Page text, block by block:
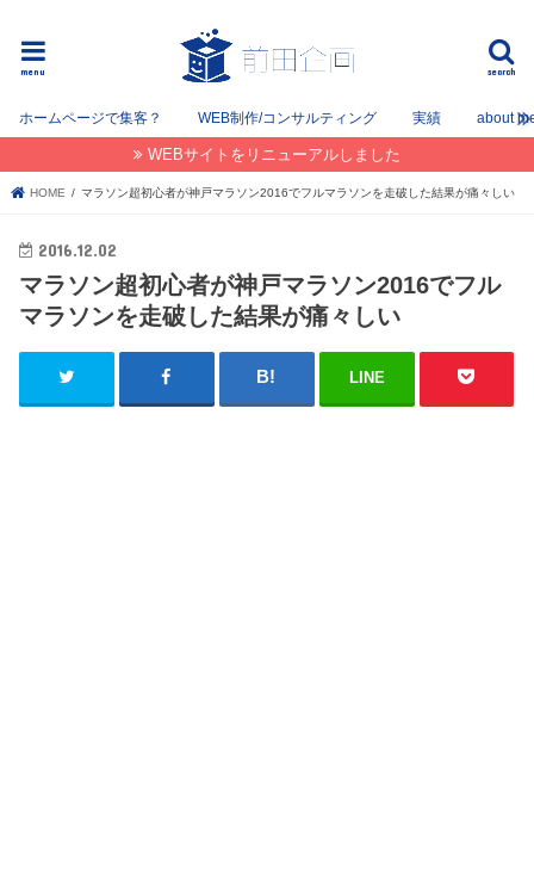
search
menu
ホームページで集客？ WEB制作/コンサルティング 実績 about
WEBサイトをリニューアルしました
HOME マラソン超初心者が神戸マラソン2016でフルマラソンを走破した結果が痛々しい
2016.12.02
マラソン超初心者が神戸マラソン2016でフル
マラソンを走破した結果が痛々しい
LINE